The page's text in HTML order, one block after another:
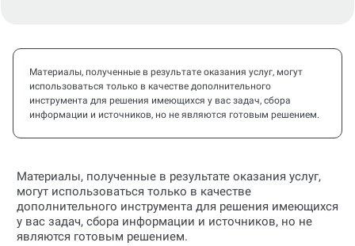
Материалы, полученные в результате оказания услуг, могут
использоваться только в качестве дополнительного
инструмента для решения имеющихся у вас задач, сбора
информации и источников, но не являются готовым решением.
Материалы, полученные в результате оказания услуг,
могут использоваться только в качестве
дополнительного инструмента для решения имеющихся
у вас задач, сбора информации и источников, но не
являются готовым решением.